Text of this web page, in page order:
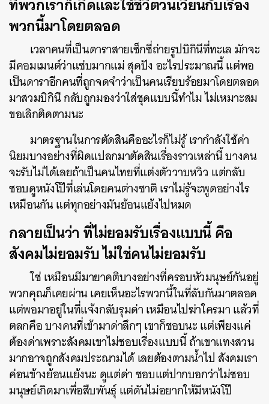
พวกนี้มาโดยตลอด
เวลาคนที่เป็นดาราสายเซ็กซี่ถ่ายรูปบิกินีที่ทะเล มักจะ
มีคอมเมนต์ว่าแซ่บมากแม่ สุดปัง อะไรประมาณนี้ แต่พอ
เป็นดาราอีกคนที่ถูกจดจำว่าเป็นคนเรียบร้อยมาโดยตลอด
มาสวมบิกินี กลับถูกมองว่าใส่ชุดแบบนี้ทำไม ไม่เหมาะสม
ขอเลิกติดตามนะ
มาตรฐานในการตัดสินคืออะไรก็ไม่รู้ เรากำลังใช้ค่า
นิยมบางอย่างที่ผิดแปลกมาตัดสินเรื่องราวเหล่านี้ บางคน
จะรับไม่ได้เลยถ้าเป็นคนไทยที่แต่งตัววาบหวิว แต่กลับ
ชอบดูหนังโป๊ที่เล่นโดยคนต่างชาติ เราไม่รู้จะพูดอย่างไร
เหมือนกัน แต่ทุกอย่างมันย้อนแย้งไปหมด
กลายเป็นว่า ที่ไม่ยอมรับเรื่องแบบนี้ คือ
สังคมไม่ยอมรับ ไม่ใช่คนไม่ยอมรับ
ใช่ เหมือนมีมายาคติบางอย่างที่ครอบหัวมนุษย์กันอยู่
พวกคุณก็เคยผ่าน เคยเห็นอะไรพวกนี้ในที่ลับกันมาตลอด
แต่พอมาอยู่ในที่แจ้งกลับรุมด่า เหมือนไปฆ่าใครมา แล้วที่
ตลกคือ บางคนที่เข้ามาด่าลึกๆ เขาก็ชอบนะ แต่เพียงแค่
ต้องด่าเพราะสังคมเขาไม่ชอบเรื่องแบบนี้ ถ้าเขาแทงสวน
มากอาจถูกสังคมประณามได้ เลยต้องตามน้ำไป สังคมเรา
ค่อนข้างย้อนแย้งนะ ดูแต่ด่า ชอบแต่ปากบอกว่าไม่ชอบ
มนุษย์เกิดมาเพื่อสืบพันธ์ุ แต่ดันไม่อยากให้มีหนังโป๊
ค้นหา
SHARE TWEET LINE EMAIL